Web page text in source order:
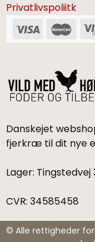
Danskejet
fjerkræ til dit nye
Lager:
CVR: 34585458
Privatlivspoliitk
© Alle rettigheder